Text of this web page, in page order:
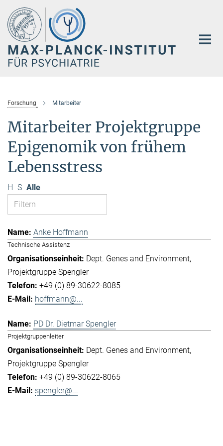
Hauptinhalt
Forschung Mitarbeiter
Mitarbeiter Projektgruppe
Epigenomik von frühem
Lebensstress
H S Alle
Anke Hoffmann
Technische Assistenz
Dept. Genes and Environment
Projektgruppe Spengler
+49 (0) 89-30622-8085
hoffmann@...
PD Dr. Dietmar Spengler
Projektgruppenleiter
Dept. Genes and Environment
Projektgruppe Spengler
+49 (0) 89-30622-8065
spengler@...